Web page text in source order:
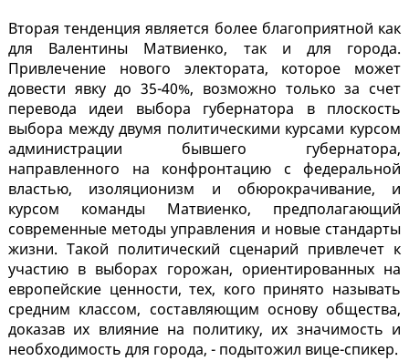
Вторая тенденция является более благоприятной как
для Валентины Матвиенко, так и для города.
Привлечение нового электората, которое может
довести явку до 35-40%, возможно только за счет
перевода идеи выбора губернатора в плоскость
выбора между двумя политическими курсами курсом
администрации бывшего губернатора,
направленного на конфронтацию с федеральной
властью, изоляционизм и обюрокрачивание, и
курсом команды Матвиенко, предполагающий
современные методы управления и новые стандарты
жизни. Такой политический сценарий привлечет к
участию в выборах горожан, ориентированных на
европейские ценности, тех, кого принято называть
средним классом, составляющим основу общества,
доказав их влияние на политику, их значимость и
необходимость для города, - подытожил вице-спикер.